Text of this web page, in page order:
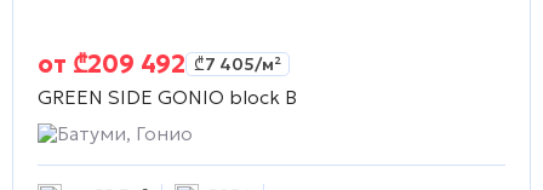
от ₾209 492 ₾7 405/м²
GREEN SIDE GONIO block B
Батуми, Гонио